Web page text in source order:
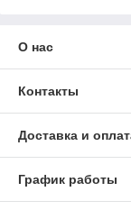
О нас
Контакты
Доставка и
График работы